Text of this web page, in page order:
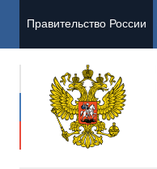
Правительство России